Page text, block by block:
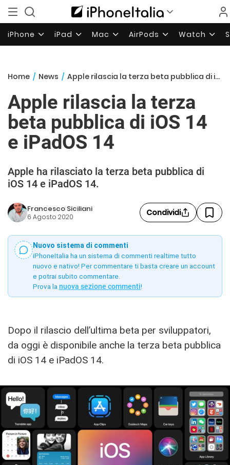
iPhone iPad Mac AirPods Watch
Home / News / Apple rilascia la terza beta pubblica di iOS 14 e iPadOS 14
Apple rilascia la terza
beta pubblica di iOS 14
e iPadOS 14
Apple ha rilasciato la terza beta pubblica di
iOS 14 e iPadOS 14.
Francesco Siciliani
6 Agosto 2020 Condividi
Nuovo sistema di commenti
iPhoneItalia ha un sistema di commenti realtime tutto
nuovo e nativo! Per commentare ti basta creare un account
e potrai subito commentare.
Prova la nuova sezione commenti!
Dopo il rilascio dell’ultima beta per sviluppatori,
da oggi è disponibile anche la terza beta pubblica
di iOS 14 e iPadOS 14.